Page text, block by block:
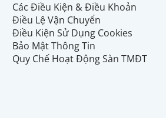
Các Điều Kiện & Điều Khoản
Điều Lệ Vận Chuyển
Điều Kiện Sử Dụng Cookies
Bảo Mật Thông Tin
Quy Chế Hoạt Động Sàn TMĐT